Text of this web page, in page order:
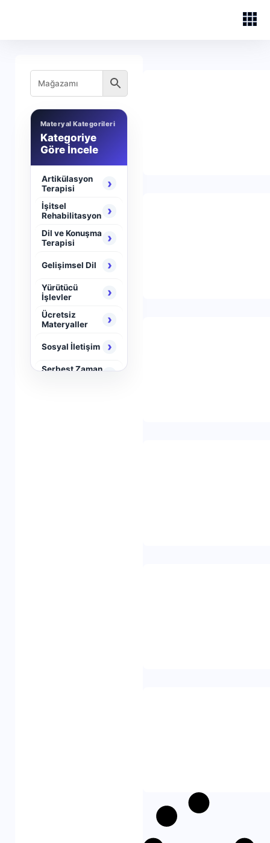
Materyal Kategorileri
Kategoriye
Göre İncele
Artikülasyon
Terapisi
›
İşitsel
Rehabilitasyon
›
Dil ve Konuşma
Terapisi
›
Gelişimsel Dil ›
Yürütücü
İşlevler
›
Ücretsiz
Materyaller
›
Sosyal İletişim ›
Serbest Zaman